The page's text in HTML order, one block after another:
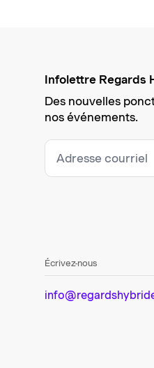
Infolettre Regards
Des nouvelles
nos événements.
Écrivez-nous